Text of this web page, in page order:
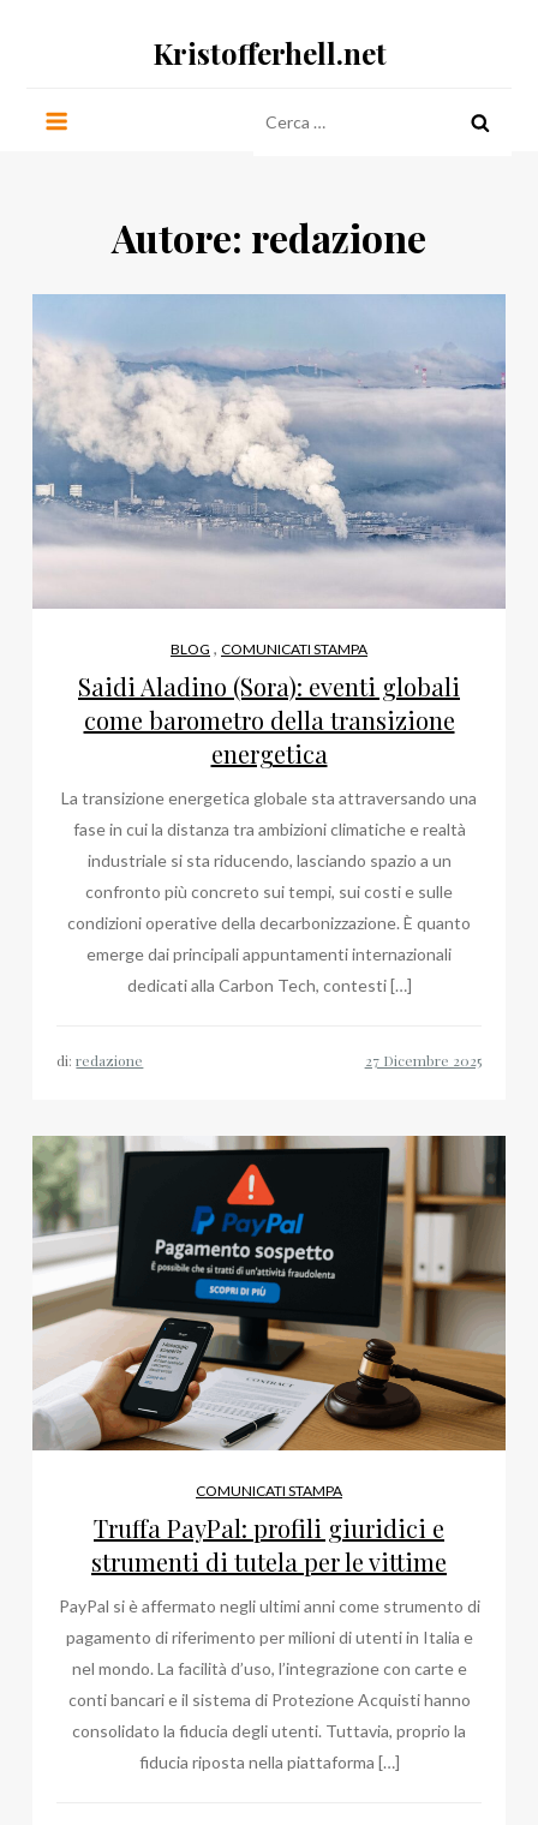
Kristofferhell.net
per:
Autore: redazione
BLOG , COMUNICATI STAMPA
Saidi Aladino (Sora): eventi globali
come barometro della transizione
energetica
La transizione energetica globale sta attraversando una
fase in cui la distanza tra ambizioni climatiche e realtà
industriale si sta riducendo, lasciando spazio a un
confronto più concreto sui tempi, sui costi e sulle
condizioni operative della decarbonizzazione. È quanto
emerge dai principali appuntamenti internazionali
dedicati alla Carbon Tech, contesti […]
di:redazione
COMUNICATI STAMPA
Truffa PayPal: profili giuridici e
strumenti di tutela per le vittime
PayPal si è affermato negli ultimi anni come strumento di
pagamento di riferimento per milioni di utenti in Italia e
nel mondo. La facilità d’uso, l’integrazione con carte e
conti bancari e il sistema di Protezione Acquisti hanno
consolidato la fiducia degli utenti. Tuttavia, proprio la
fiducia riposta nella piattaforma […]